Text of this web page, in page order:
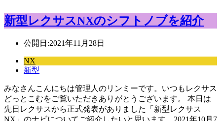
新型レクサスNXのシフトノブを紹介
公開日:2021年11月28日
NX
新型
みなさんこんにちは管理人のリンミーです。いつもレクサス
どっとこむをご覧いただきありがとうございます。 本日は
先日レクサスから正式発表がありました「新型レクサス
NX」のナビについてご紹介したいと思います。2021年10月7